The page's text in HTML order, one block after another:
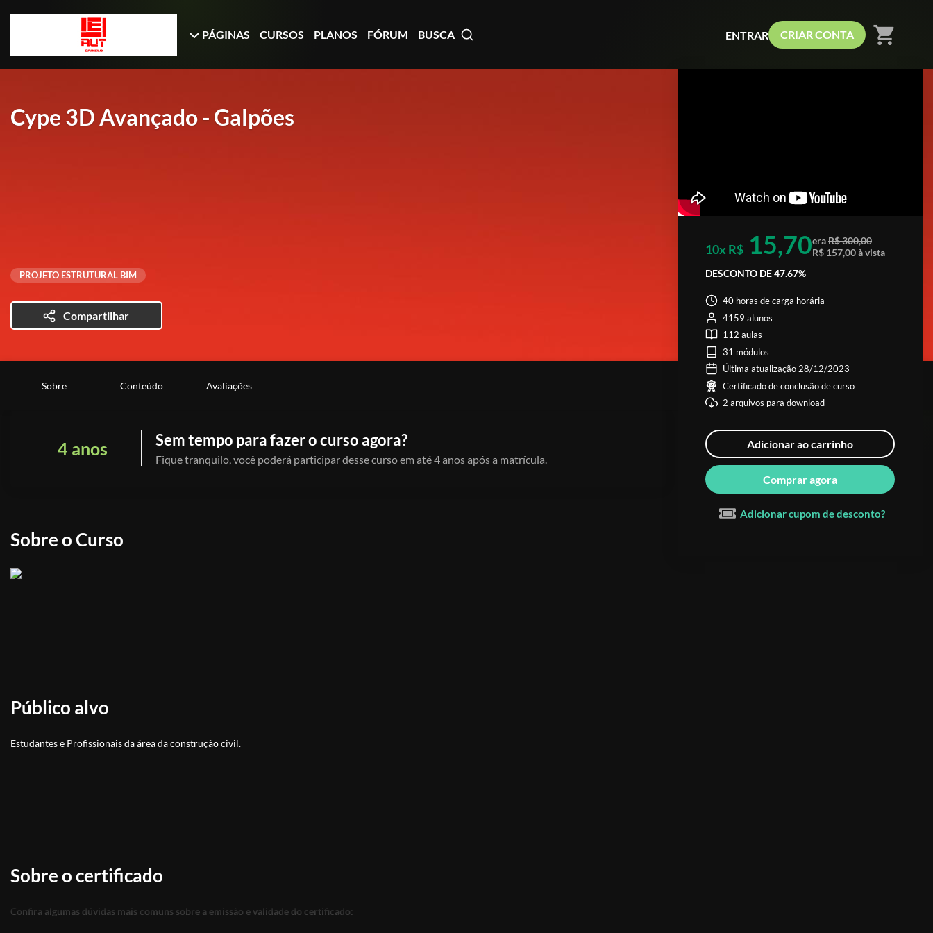
PÁGINAS CURSOS PLANOS FÓRUM BUSCA ENTRAR CRIAR CONTA shopping_cart
Cype 3D Avançado - Galpões
PROJETO ESTRUTURAL BIM
Compartilhar
Sobre Conteúdo Avaliações
4 anos Sem tempo para fazer o curso agora?
Fique tranquilo, você poderá participar desse curso em até 4 anos após a matrícula.
Sobre o Curso
Público alvo
Estudantes e Profissionais da área da construção civil.
Sobre o certificado
Confira algumas dúvidas mais comuns sobre a emissão e validade do certificado:
10x R$ 15,70eraR$ 300,00
R$ 157,00 à vista
DESCONTO DE 47.67%
40 horas de carga horária
4159 alunos
112 aulas
31 módulos
Última atualização 28/12/2023
Certificado de conclusão de curso
2 arquivos para download
Adicionar ao carrinho
Comprar agora
Adicionar cupom de desconto?